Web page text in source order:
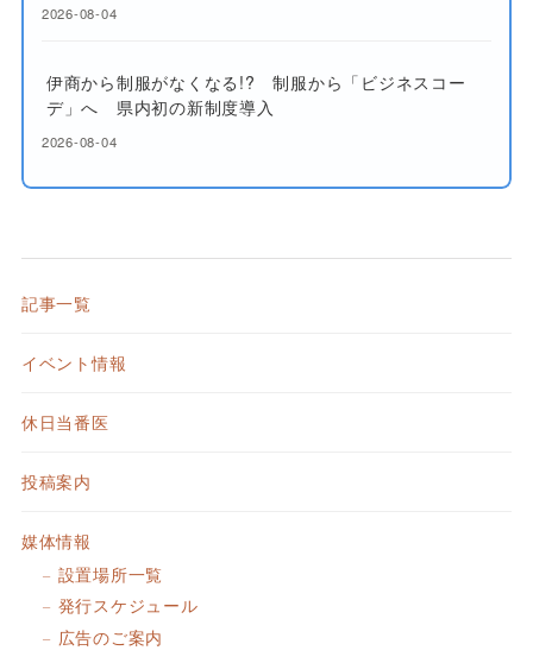
2026-08-04
伊商から制服がなくなる!? 制服から「ビジネスコー
デ」へ 県内初の新制度導入
2026-08-04
記事一覧
イベント情報
休日当番医
投稿案内
媒体情報
設置場所一覧
発行スケジュール
広告のご案内